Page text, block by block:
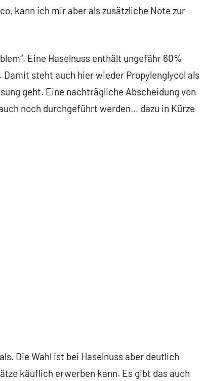
kann ich mir aber als zusätzliche Note zur
Eine Haselnuss enthält ungefähr 60%
steht auch hier wieder Propylenglycol als
geht. Eine nachträgliche Abscheidung von
noch durchgeführt werden… dazu in Kürze
Die Wahl ist bei Haselnuss aber deutlich
käuflich erwerben kann. Es gibt das auch